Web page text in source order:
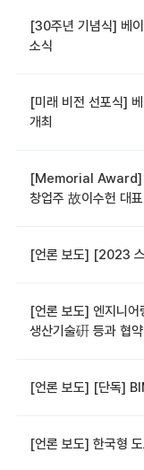
[30주년 기념식] 베
소식
[미래 비전 선포식]
개최
[Memorial Award]
창업주 故이수헌 대
[언론 보도] [2023
[언론 보도] 엔지니
생산기술硏 등과 협약
[언론 보도] [단독]
[언론 보도] 한국형